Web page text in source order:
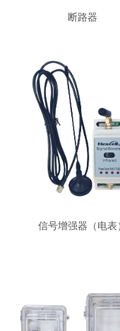
断路器
信号增强器（电表